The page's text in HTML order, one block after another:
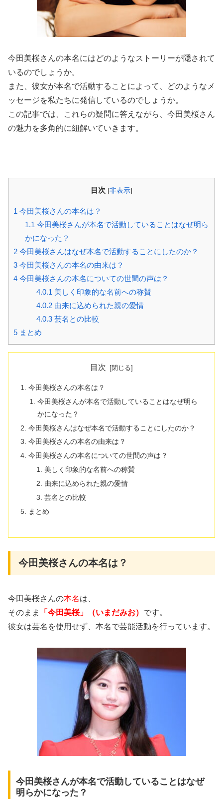
今田美桜さんの本名にはどのようなストーリーが隠されて
いるのでしょうか。
また、彼女が本名で活動することによって、どのようなメ
ッセージを私たちに発信しているのでしょうか。
この記事では、これらの疑問に答えながら、今田美桜さん
の魅力を多角的に紐解いていきます。
目次 [非表示]
1 今田美桜さんの本名は？
1.1 今田美桜さんが本名で活動していることはなぜ明ら
かになった？
2 今田美桜さんはなぜ本名で活動することにしたのか？
3 今田美桜さんの本名の由来は？
4 今田美桜さんの本名についての世間の声は？
4.0.1 美しく印象的な名前への称賛
4.0.2由来に込められた親の愛情
4.0.3芸名との比較
5 まとめ
目次
今田美桜さんの本名は？
今田美桜さんが本名で活動していることはなぜ明ら
かになった？
今田美桜さんはなぜ本名で活動することにしたのか？
今田美桜さんの本名の由来は？
今田美桜さんの本名についての世間の声は？
美しく印象的な名前への称賛
由来に込められた親の愛情
芸名との比較
まとめ
今田美桜さんの本名は？
今田美桜さんの本名は、
そのまま
「今田美桜」（いまだみお） です。
彼女は芸名を使用せず、本名で芸能活動を行っています。
今田美桜さんが本名で活動していることはなぜ
明らかになった？